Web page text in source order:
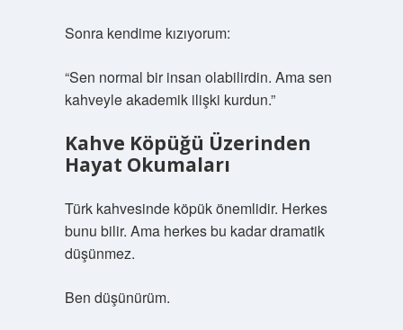
Sonra kendime kızıyorum:
“Sen normal bir insan olabilirdin. Ama sen
kahveyle akademik ilişki kurdun.”
Kahve Köpüğü Üzerinden
Hayat Okumaları
Türk kahvesinde köpük önemlidir. Herkes
bunu bilir. Ama herkes bu kadar dramatik
düşünmez.
Ben düşünürüm.